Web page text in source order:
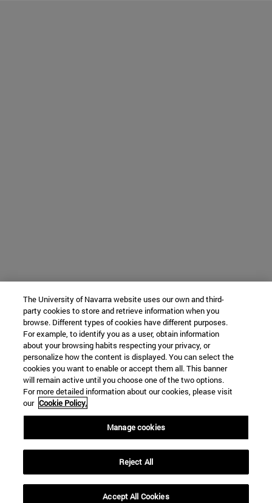
The University of Navarra website uses our own and third-
party cookies to store and retrieve information when you
browse. Different types of cookies have different purposes.
For example, to identify you as a user, obtain information
about your browsing habits respecting your privacy, or
personalize how the content is displayed. You can select the
cookies you want to enable or accept them all. This banner
will remain active until you choose one of the two options.
For more detailed information about our cookies, please visit
our Cookie Policy.
Manage cookies
Reject All
Accept All Cookies